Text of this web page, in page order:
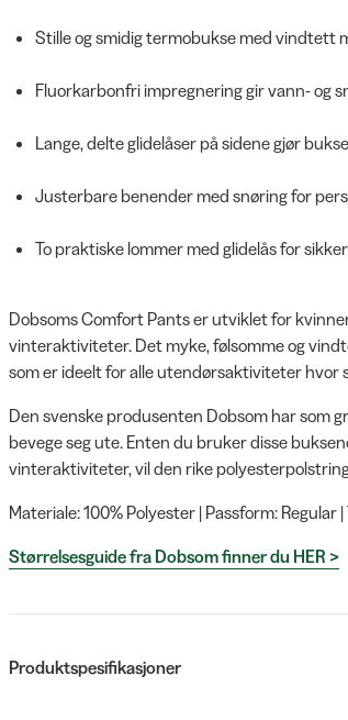
Stille og smidig termobukse med vindtett
Fluorkarbonfri impregnering gir vann- og
Lange, delte glidelåser på sidene gjør
Justerbare benender med snøring for
To praktiske lommer med glidelås for
Dobsoms Comfort Pants er utviklet for
vinteraktiviteter. Det myke, følsomme og
som er ideelt for alle utendørsaktiviteter
Den svenske produsenten Dobsom har som
bevege seg ute. Enten du bruker disse
vinteraktiviteter, vil den rike
Materiale: 100% Polyester | Passform:
Størrelsesguide fra Dobsom finner du HER >
Produktspesifikasjoner